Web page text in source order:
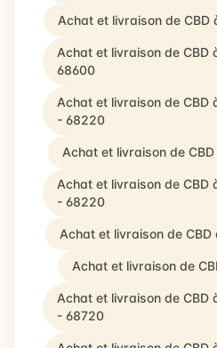
Achat et livraison de
Achat et livraison de CBD
68600
Achat et livraison de CBD
- 68220
Achat et livraison de
Achat et livraison de CBD
- 68220
Achat et livraison de
Achat et livraison de
Achat et livraison de CBD
- 68720